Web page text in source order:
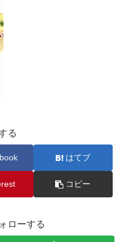
る
はてブ
コピー
ローする